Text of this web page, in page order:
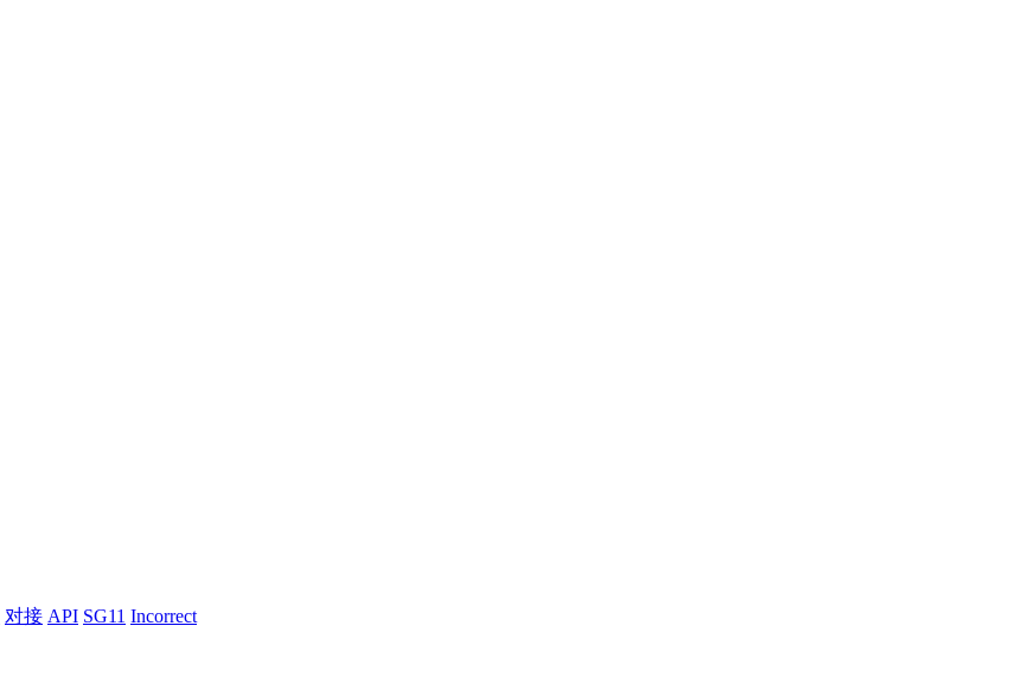
对接 API SG11 Incorrect